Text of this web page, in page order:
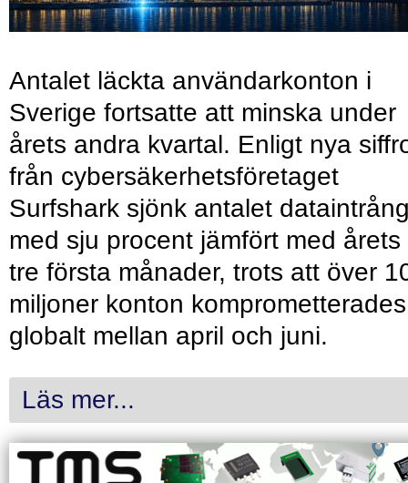
Antalet läckta användarkonton i
Sverige fortsatte att minska under
årets andra kvartal. Enligt nya
från cybersäkerhetsföretaget
Surfshark sjönk antalet
med sju procent jämfört med årets
tre första månader, trots att över
miljoner konton komprometterades
globalt mellan april och juni.
Läs mer...